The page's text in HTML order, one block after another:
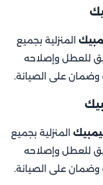
المنزلية بجميع
للعطل وإصلاحه
وضمان على الصيانة.
المنزلية بجميع
للعطل وإصلاحه
وضمان على الصيانة.